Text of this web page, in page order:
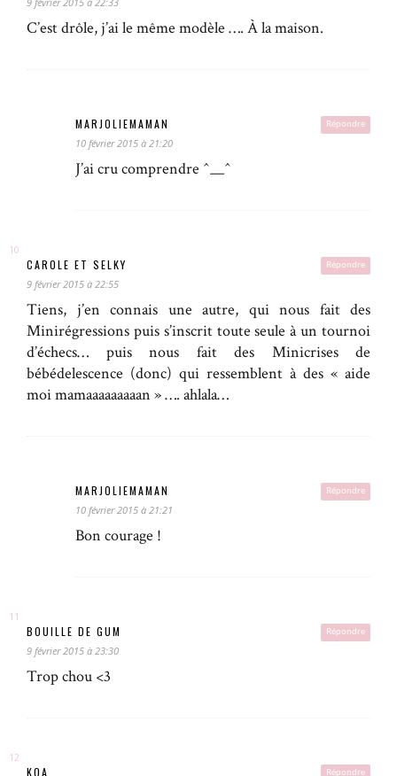
C’est drôle, j’ai le même modèle …. À la maison.
Répondre
MARJOLIEMAMAN
10 février 2015 à 21:20
J’ai cru comprendre ^__^
Répondre
CAROLE ET SELKY
9 février 2015 à 22:55
Tiens, j’en connais une autre, qui nous fait des
Minirégressions puis s’inscrit toute seule à un tournoi
d’échecs… puis nous fait des Minicrises de
bébédelescence (donc) qui ressemblent à des « aide
moi mamaaaaaaaaan » …. ahlala…
Répondre
MARJOLIEMAMAN
10 février 2015 à 21:21
Bon courage !
Répondre
BOUILLE DE GUM
9 février 2015 à 23:30
Trop chou <3
Répondre
KOA